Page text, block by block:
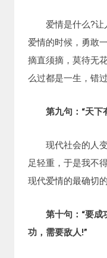
爱情是什么?让
爱情的时候，勇敢
摘直须摘，莫待无
么过都是一生，错
第九句：“天下
现代社会的人变
足轻重，于是我不
现代爱情的最确切的
第十句：“要成
功，需要敌人!”